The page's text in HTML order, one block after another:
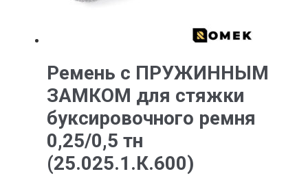
Ремень с ПРУЖИННЫМ
ЗАМКОМ для стяжки
буксировочного ремня
0,25/0,5 тн
(25.025.1.К.600)